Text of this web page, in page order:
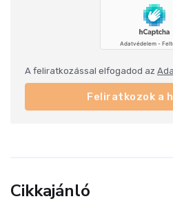
A feliratkozással elfogadod az
Feliratkozok a
Cikkajánló